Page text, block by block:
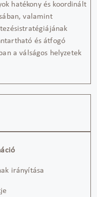
hatékony és koordinált
valamint
stratégiájának
és átfogó
a válságos helyzetek
irányítása